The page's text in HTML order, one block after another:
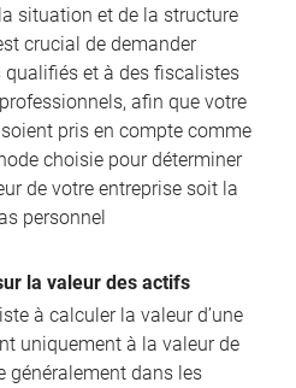
situation et de la structure
crucial de demander
et à des fiscalistes
afin que votre
pris en compte comme
choisie pour déterminer
de votre entreprise soit la
personnel
la valeur des actifs
à calculer la valeur d’une
uniquement à la valeur de
généralement dans les